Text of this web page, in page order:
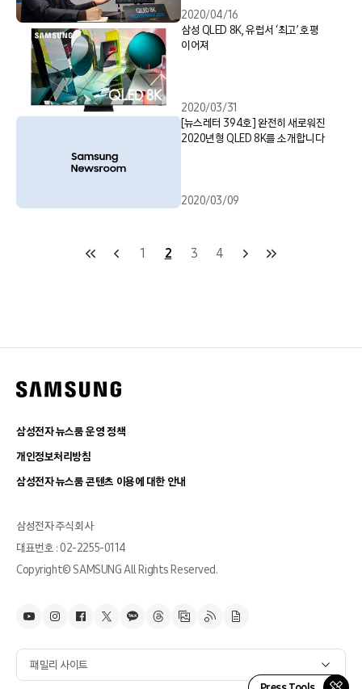
2020/04/16
삼성 QLED 8K, 유럽서 ‘최고’ 호평
이어져
2020/03/31
[뉴스레터 394호] 완전히 새로워진
2020년형 QLED 8K를 소개합니다
2020/03/09
1 2 3 4
삼성전자 뉴스룸 운영 정책
개인정보처리방침
삼성전자 뉴스룸 콘텐츠 이용에 대한 안내
삼성전자 주식회사
대표번호 : 02-2255-0114
Copyright© SAMSUNG All Rights Reserved.
패밀리 사이트